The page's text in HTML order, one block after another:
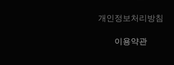
개인정보처리방침
이용약관